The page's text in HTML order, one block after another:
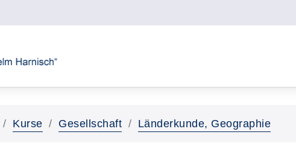
Kurse Gesellschaft Länderkunde, Geographie